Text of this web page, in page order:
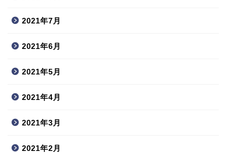
2021年7月
2021年6月
2021年5月
2021年4月
2021年3月
2021年2月